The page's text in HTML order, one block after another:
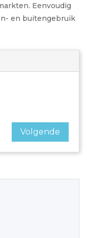
Eenvoudig
en buitengebruik
Volgende